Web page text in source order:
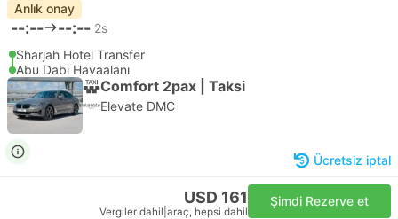
Anlık onay
--:-- --:-- 2s
Sharjah Hotel Transfer
Abu Dabi Havaalanı
Comfort 2pax | Taksi
Elevate DMC
Ücretsiz iptal
USD 161
Vergiler dahil araç, hepsi dahil
Şimdi Rezerve et